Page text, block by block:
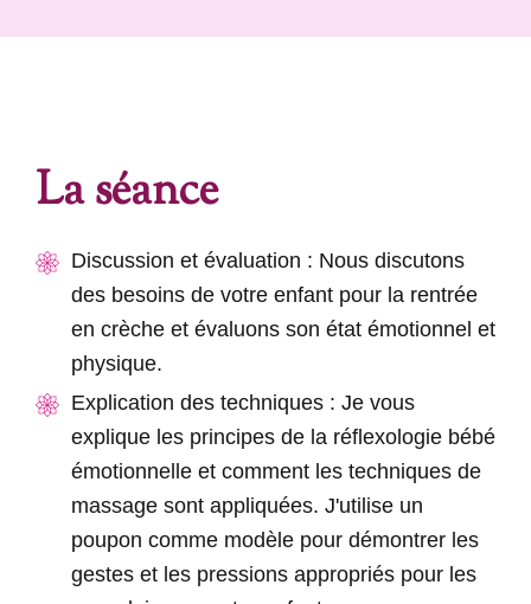
La séance
Discussion et évaluation : Nous discutons
des besoins de votre enfant pour la rentrée
en crèche et évaluons son état émotionnel et
physique.
Explication des techniques : Je vous
explique les principes de la réflexologie bébé
émotionnelle et comment les techniques de
massage sont appliquées. J'utilise un
poupon comme modèle pour démontrer les
gestes et les pressions appropriés pour les